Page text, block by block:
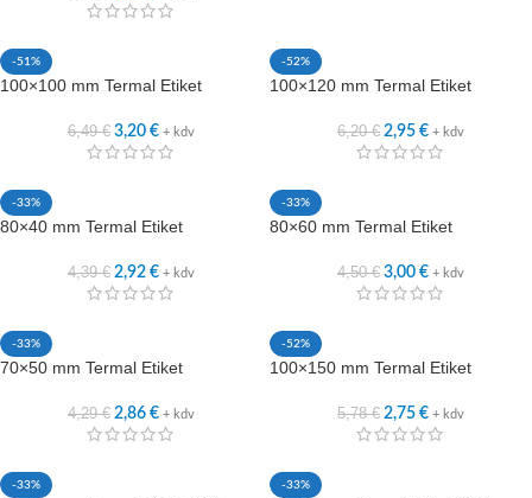
-51%
100×100 mm Termal Etiket
6,49€ 3,20 € + kdv
-52%
100×120 mm Termal Etiket
6,20€ 2,95 € + kdv
-33%
80×40 mm Termal Etiket
4,39€ 2,92 € + kdv
-33%
80×60 mm Termal Etiket
4,50€ 3,00 € + kdv
-33%
70×50 mm Termal Etiket
4,29€ 2,86 € + kdv
-52%
100×150 mm Termal Etiket
5,78€ 2,75 € + kdv
-33% -33%